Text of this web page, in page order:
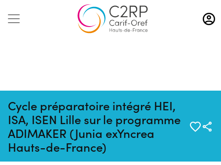
Aller
au
contenu
Cycle préparatoire intégré HEI,
ISA, ISEN Lille sur le programme
ADIMAKER (Junia exYncrea
Hauts-de-France)
Pas de session programmée en
ce moment